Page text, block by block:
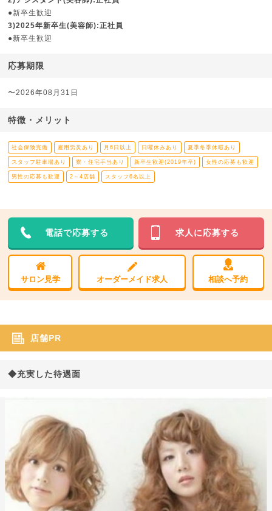
●新卒生歓迎
3)2025年新卒生(美容師):正社員
●新卒生歓迎
応募期限
〜2026年08月31日
特徴・メリット
社会保険完備 雇用労災あり 月6日以上 日曜休みあり 夏季冬季休暇あり
スタッフ駐車場あり 寮・住宅手当あり 新卒生歓迎(2019年卒) 女性の応募も歓迎
男性の応募も歓迎 2～4店舗 スタッフ6名以上
電話で応募する 求人に応募する
サロン見学 オーダーメイド求人 相談へ予約
店舗PR
◆充実した待遇面